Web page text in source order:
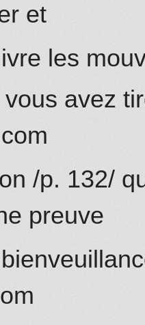
et
les
vous avez
/p. 132/
preuve